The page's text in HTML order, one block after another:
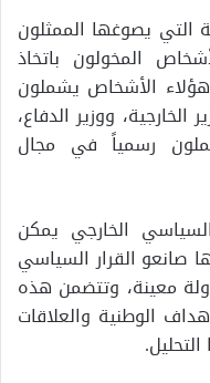
التي يصوغها الممثلون
المخولون باتخاذ
هؤلاء الأشخاص يشملون
ووزير الدفاع،
رسمياً في مجال
الخارجي يمكن
صانعو القرار السياسي
معينة، وتتضمن هذه
الوطنية والعلاقات